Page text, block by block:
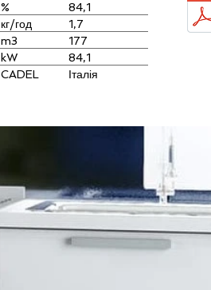
%
84,1
кг/год
1,7
m3
177
kW
84,1
CADEL Італія